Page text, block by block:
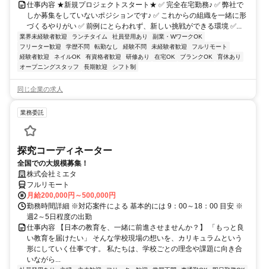
仕事内容 ★新規プロジェクトスタート★ ✅ 完全在宅勤務♪ ✅ 弊社で
しか募集をしていないポジションです♪ ✅ これからの組織を一緒に形
づくるやりがい ✅ 前例にとらわれず、新しい挑戦ができる環境 ✅...
業界未経験者歓迎 ランチタイム 社員登用あり
副業・WワークOK
フリーター歓迎
学歴不問 転勤なし 経験不問 未経験者歓迎
フルリモート
経験者歓迎
ネイルOK 有資格者歓迎 研修あり 在宅OK ブランクOK
育休あり
オープニングスタッフ
長期歓迎 シフト制
同じ企業の求人
業務委託
探究コーディネーター
全国での大規模募集！
株式会社ミエタ
フルリモート
月給200,000円～500,000円
勤務時間詳細 ※対応案件による 基本的には 9：00～18：00 目安 ※
週2～5日程度の出勤
仕事内容 【日本の教育を、一緒に前進させませんか？】 「もっと良
い教育を届けたい」 そんな学校現場の想いを、カリキュラムという
形にしていく仕事です。 私たちは、学校ごとの理念や課題に向き合
いながら...